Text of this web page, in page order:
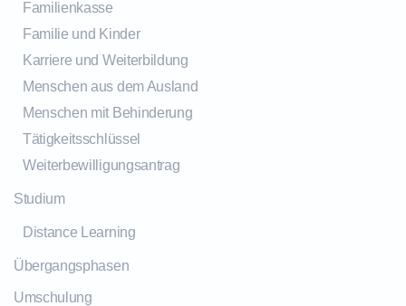
Familienkasse
Familie und Kinder
Karriere und Weiterbildung
Menschen aus dem Ausland
Menschen mit Behinderung
Tätigkeitsschlüssel
Weiterbewilligungsantrag
Studium
Distance Learning
Übergangsphasen
Umschulung